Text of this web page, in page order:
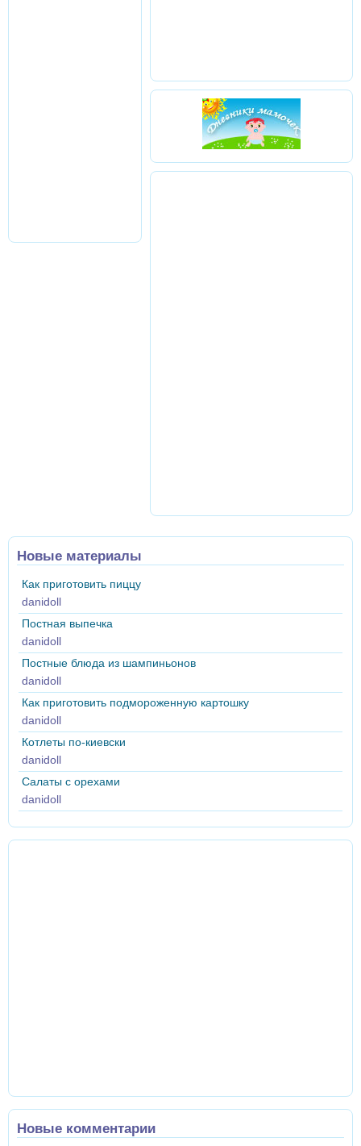
Новые материалы
Как приготовить пиццу
danidoll
Постная выпечка
danidoll
Постные блюда из шампиньонов
danidoll
Как приготовить подмороженную картошку
danidoll
Котлеты по-киевски
danidoll
Салаты с орехами
danidoll
Новые комментарии